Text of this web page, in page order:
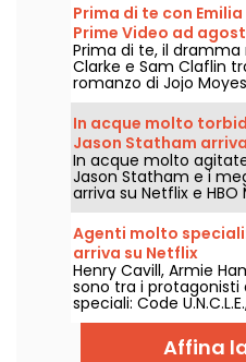
Prima di te con
Prime Video ad
Prima di te, il
Clarke e Sam Claflin
romanzo di Jojo
il 1° agosto 2026.
In acque molto
Jason Statham
In acque molto
Jason Statham e i
arriva su Netflix e
Agenti molto speciali:
arriva su Netflix
Henry Cavill, Armie
sono tra i protagonisti
speciali: Code
a partire dal 6 agosto
Affina